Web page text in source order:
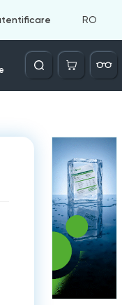
RO
Căutare